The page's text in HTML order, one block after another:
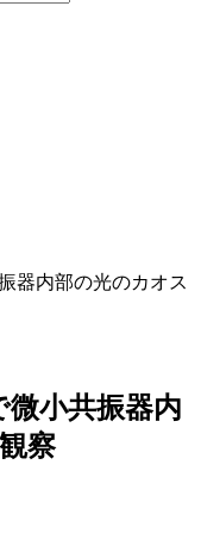
器内部の光のカオス
小共振器内
察